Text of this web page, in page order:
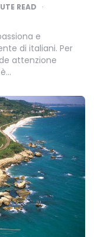
READ
e
di italiani. Per
attenzione